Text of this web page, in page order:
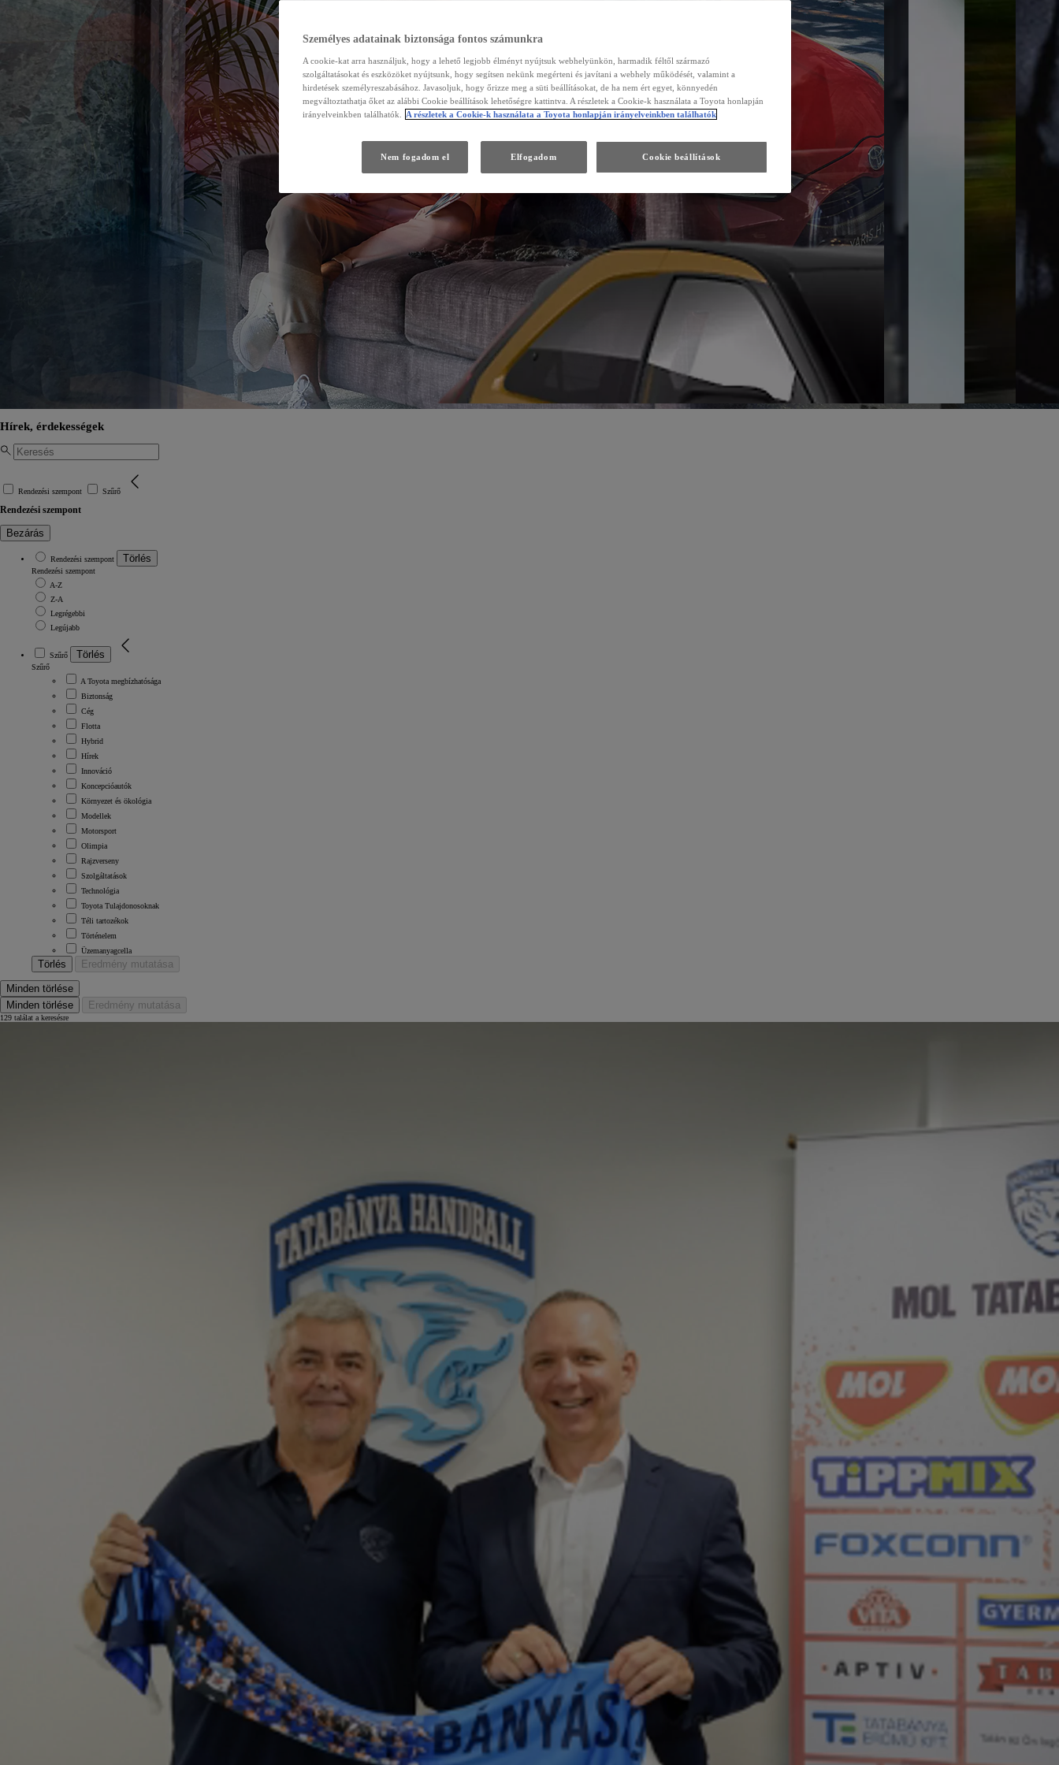
Tartós bérlet teljes körű
Hírek, érdekességek
Rendezési szempont Szűrő
Rendezési szempont
Bezárás
Rendezési szempont Törlés
Rendezési szempont
A-Z
Z-A
Legrégebbi
Legújabb
Szűrő Törlés
Szűrő
A Toyota megbízhatósága
Biztonság
Cég
Flotta
Hybrid
Hírek
Innováció
Koncepcióautók
Környezet és ökológia
Modellek
Motorsport
Olimpia
Rajzverseny
Szolgáltatások
Technológia
Toyota Tulajdonosoknak
Téli tartozékok
Történelem
Üzemanyagcella
Törlés Eredmény mutatása
Minden törlése
Minden törlése
Eredmény mutatása
129 találat a keresésre
Személyes adatainak biztonsága fontos számunkra
A cookie-kat arra használjuk, hogy a lehető legjobb élményt nyújtsuk webhelyünkön, harmadik féltől származó
szolgáltatásokat és eszközöket nyújtsunk, hogy segítsen nekünk megérteni és javítani a webhely működését, valamint a
hirdetések személyreszabásához. Javasoljuk, hogy őrizze meg a süti beállításokat, de ha nem ért egyet, könnyedén
megváltoztathatja őket az alábbi Cookie beállítások lehetőségre kattintva. A részletek a Cookie-k használata a Toyota honlapján
irányelveinkben találhatók.
A részletek a Cookie-k használata a Toyota honlapján irányelveinkben találhatók
Cookie beállítások
Nem fogadom el Elfogadom